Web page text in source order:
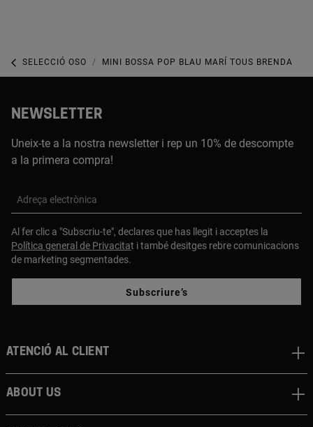
SELECCIÓ OSO MINI BOSSA POP BLAU MARÍ TOUS BRENDA
NEWSLETTER
Uneix-te a la nostra newsletter i rep un 10% de descompte
a la primera compra!
Adreça electrònica
Al fer clic a "Subscriu-te", declares que has llegit i acceptes la
Política general de Privacitat i també desitges rebre comunicacions
de marketing segmentades.
Subscriure’s
Atenció al client
About us